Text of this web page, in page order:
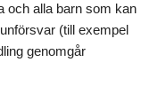
och alla barn som kan
(till exempel
genomgår